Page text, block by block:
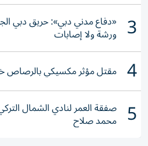
3 «دفاع مدني دبي»: حريق دبي
ورشة ولا إصابات
4 مقتل مؤثر مكسيكي بالرصاص
5 صفقة العمر لنادي الشمال
محمد صلاح